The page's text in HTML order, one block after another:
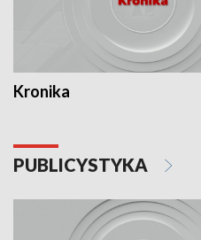
Kronika
PUBLICYSTYKA